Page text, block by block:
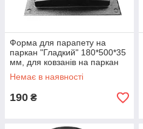
Форма для парапету на
паркан "Гладкий" 180*500*35
мм, для ковзанів на паркан
Немає в наявності
190 ₴